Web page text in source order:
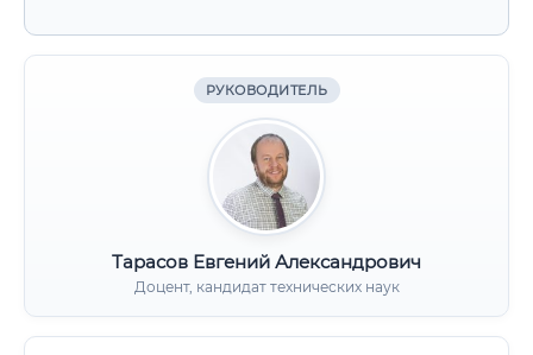
РУКОВОДИТЕЛЬ
Тарасов Евгений Александрович
Доцент, кандидат технических наук